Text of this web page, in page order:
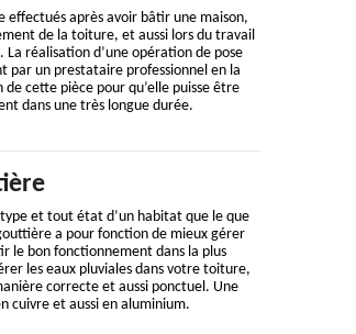
effectués après avoir bâtir une maison,
de la toiture, et aussi lors du travail
réalisation d’une opération de pose
un prestataire professionnel en la
cette pièce pour qu’elle puisse être
dans une très longue durée.
et tout état d’un habitat que le que
a pour fonction de mieux gérer
le bon fonctionnement dans la plus
les eaux pluviales dans votre toiture,
correcte et aussi ponctuel. Une
cuivre et aussi en aluminium.